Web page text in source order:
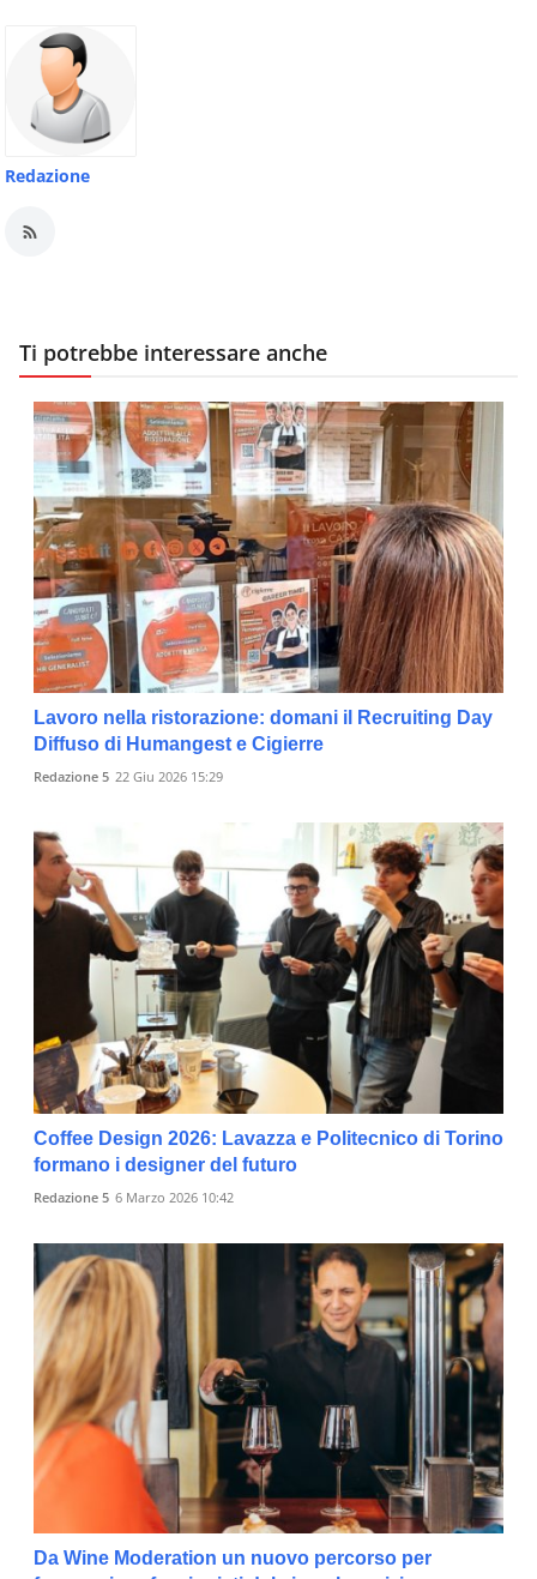
Redazione
Ti potrebbe interessare anche
Lavoro nella ristorazione: domani il Recruiting Day
Diffuso di Humangest e Cigierre
Redazione 5 22 Giu 2026 15:29
Coffee Design 2026: Lavazza e Politecnico di Torino
formano i designer del futuro
Redazione 5 6 Marzo 2026 10:42
Da Wine Moderation un nuovo percorso per